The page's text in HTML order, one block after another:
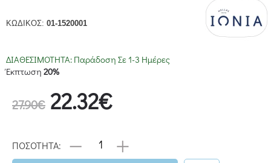
ΚΩΔΙΚΟΣ: 01-1520001
ΔΙΑΘΕΣΙΜΟΤΗΤΑ: Παράδοση Σε 1-3 Ημέρες
Έκπτωση 20%
27.90€ 22.32€
ΠΟΣΟΤΗΤΑ: